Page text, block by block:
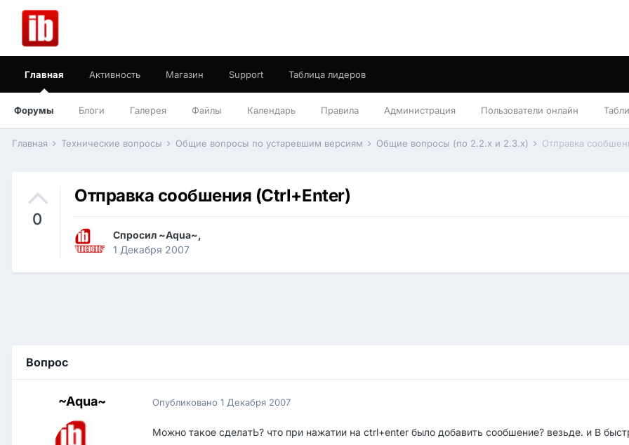
Главная
Форумы Блоги Галерея Файлы Календарь Правила Администрация Пользователи онлайн
Активность Магазин Support Таблица лидеров
Главная Технические вопросы Общие вопросы по устаревшим версиям Общие вопросы (по 2.2.x и 2.3.x) Отправка
0
Отправка сообшения (Ctrl+Enter)
Спросил ~Aqua~,
1 Декабря 2007
Вопрос
~Aqua~ Опубликовано 1 Декабря 2007
Можно такое сделатЬ? что при нажатии на ctrl+enter было добавить сообшение? везьде. и В